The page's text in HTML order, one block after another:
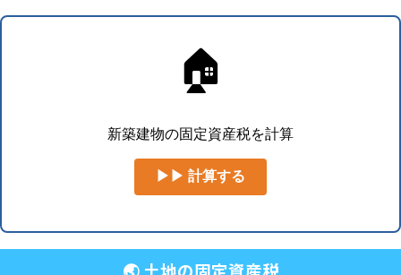
🏠
新築建物の固定資産税を計算
▶▶ 計算する